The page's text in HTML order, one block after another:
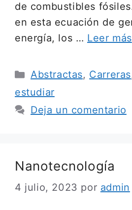
de combustibles
en esta ecuación de
energía, los … Leer más
Categorías
Abstractas, Carreras
estudiar
Deja un comentario
Nanotecnología
4 julio, 2023 por admin